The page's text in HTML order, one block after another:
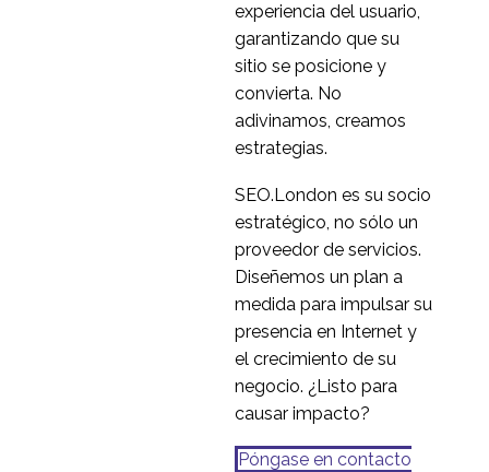
experiencia del usuario,
garantizando que su
sitio se posicione y
convierta. No
adivinamos, creamos
estrategias.
SEO.London es su socio
estratégico, no sólo un
proveedor de servicios.
Diseñemos un plan a
medida para impulsar su
presencia en Internet y
el crecimiento de su
negocio. ¿Listo para
causar impacto?
Póngase en contacto